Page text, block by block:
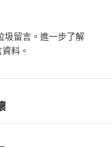
圾留言。進一步了解
料 。